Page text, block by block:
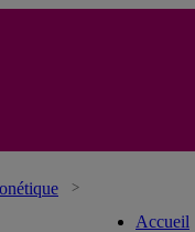
Accueil